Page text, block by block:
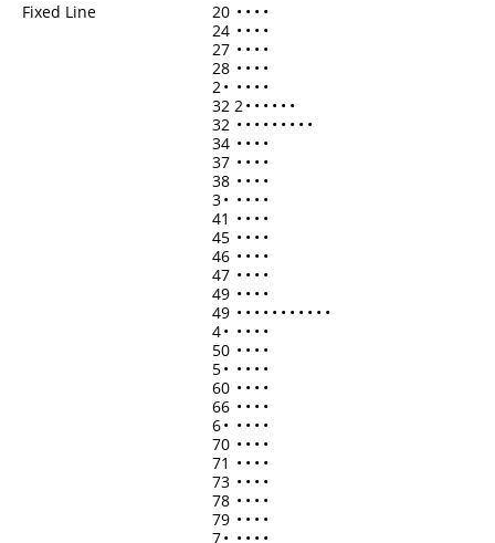
Fixed Line
20 • • • •
24 • • • •
27 • • • •
28 • • • •
2• • • • •
32 2• • • • • •
32 • • • • • • • • •
34 • • • •
37 • • • •
38 • • • •
3• • • • •
41 • • • •
45 • • • •
46 • • • •
47 • • • •
49 • • • •
49 • • • • • • • • • • •
4• • • • •
50 • • • •
5• • • • •
60 • • • •
66 • • • •
6• • • • •
70 • • • •
71 • • • •
73 • • • •
78 • • • •
79 • • • •
7• • • • •